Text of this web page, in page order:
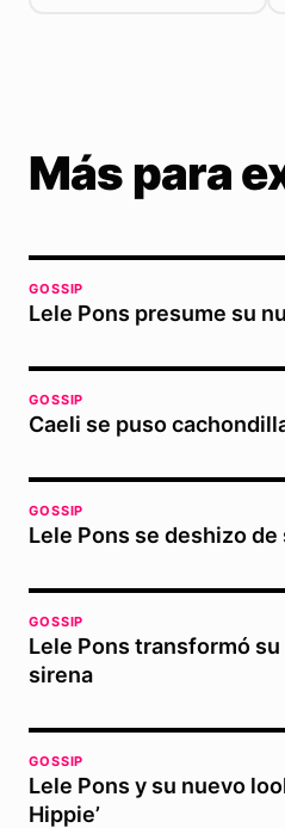
Más para
GOSSIP
Lele Pons presume su
GOSSIP
Caeli se puso
GOSSIP
Lele Pons se deshizo
GOSSIP
Lele Pons transformó
sirena
GOSSIP
Lele Pons y su nuevo
Hippie’